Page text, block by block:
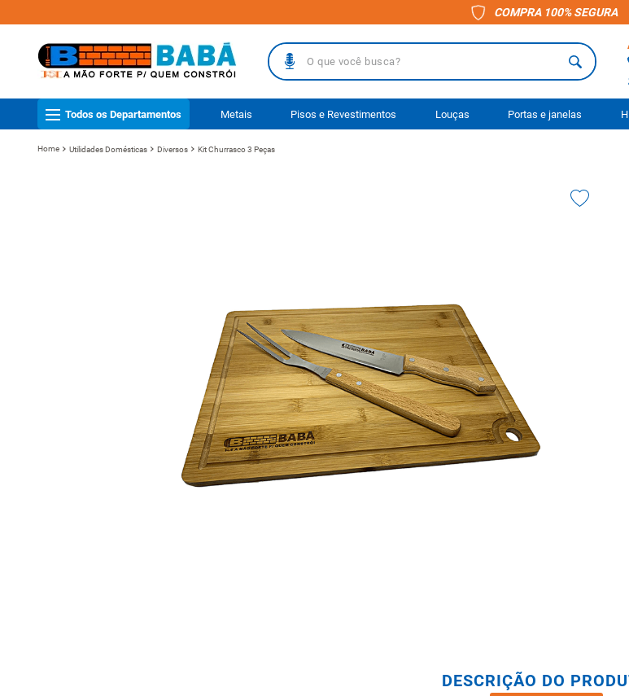
COMPRA 100% SEGURA
O que você busca?
Todos os Departamentos Metais Pisos e Revestimentos Louças Portas e janelas
Utilidades Domésticas Diversos Kit Churrasco 3 Peças
DESCRIÇÃO DO
TERMOS MAIS BUSCADOS
1º piso
8º pisos
9º porta
10º vaso sanitario caixa acoplada